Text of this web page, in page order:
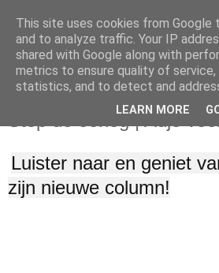
zaterdag 14 september 2024
Stop de oorlog | Adje
Luister naar en geniet
zijn nieuwe column!
This site uses cookies from Google
and to analyze traffic. Your IP
shared with Google along with
metrics to ensure quality of service,
statistics, and to detect and
LEARN MORE